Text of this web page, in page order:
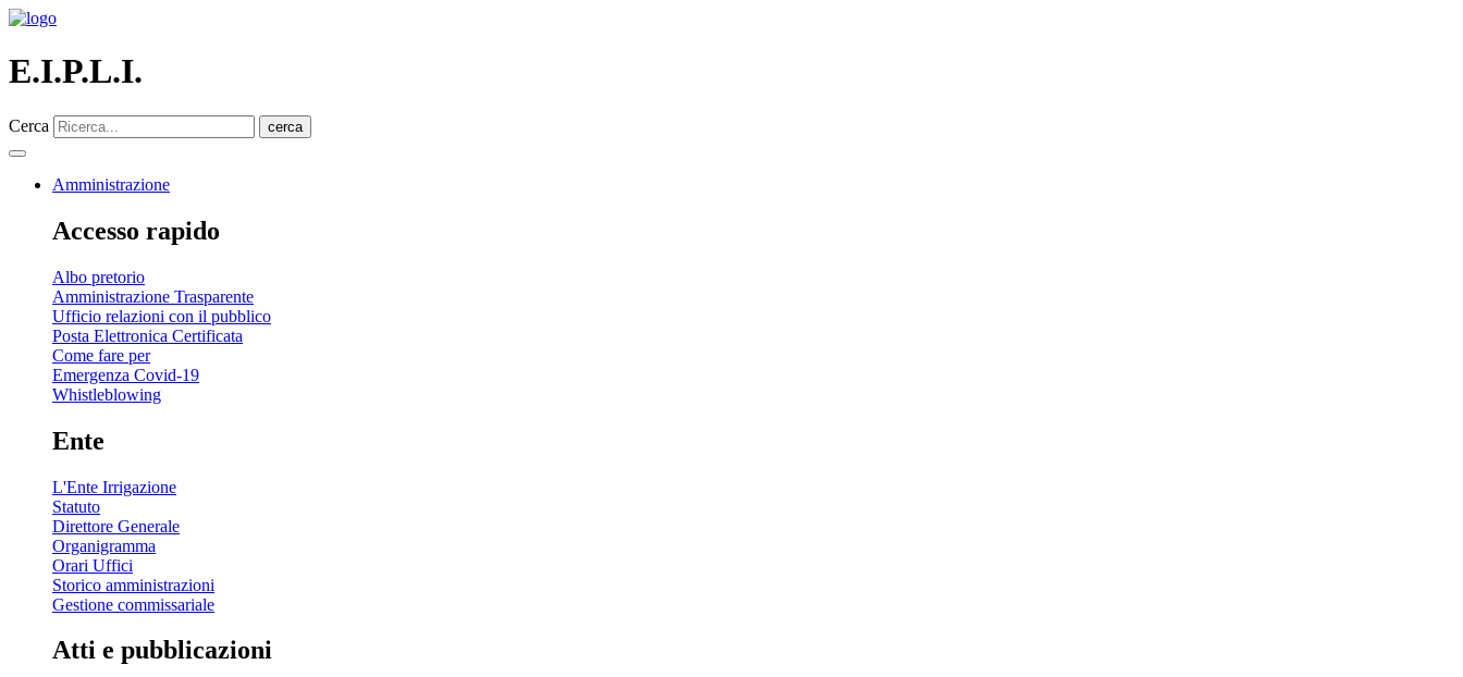
E.I.P.L.I.
Cerca cerca
Amministrazione
Accesso rapido
Albo pretorio
Amministrazione Trasparente
Ufficio relazioni con il pubblico
Posta Elettronica Certificata
Come fare per
Emergenza Covid-19
Whistleblowing
Ente
L'Ente Irrigazione
Statuto
Direttore Generale
Organigramma
Orari Uffici
Storico amministrazioni
Gestione commissariale
Atti e pubblicazioni